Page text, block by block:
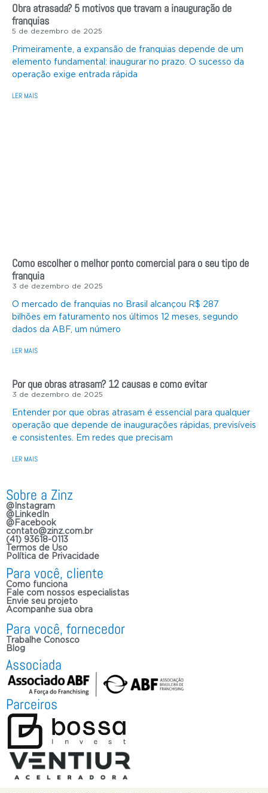
Obra atrasada? 5 motivos que travam a inauguração de
franquias
5 de dezembro de 2025
Primeiramente, a expansão de franquias depende de um
elemento fundamental: inaugurar no prazo. O sucesso da
operação exige entrada rápida
LER MAIS
Como escolher o melhor ponto comercial para o seu tipo de
franquia
3 de dezembro de 2025
O mercado de franquias no Brasil alcançou R$ 287
bilhões em faturamento nos últimos 12 meses, segundo
dados da ABF, um número
LER MAIS
Por que obras atrasam? 12 causas e como evitar
3 de dezembro de 2025
Entender por que obras atrasam é essencial para qualquer
operação que depende de inaugurações rápidas, previsíveis
e consistentes. Em redes que precisam
LER MAIS
Sobre a Zinz
@Instagram
@LinkedIn
@Facebook
contato@zinz.com.br
(41) 93618-0113
Termos de Uso
Política de Privacidade
Para você, cliente
Como funciona
Fale com nossos especialistas
Envie seu projeto
Acompanhe sua obra
Para você, fornecedor
Trabalhe Conosco
Blog
Associada
Parceiros